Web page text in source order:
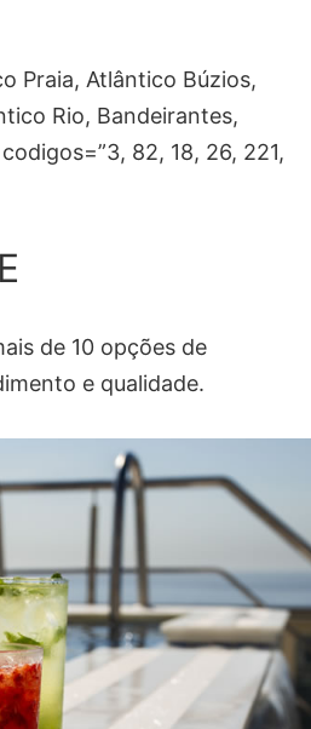
Praia, Atlântico Búzios,
Rio, Bandeirantes,
82, 18, 26, 221,
de 10 opções de
e qualidade.